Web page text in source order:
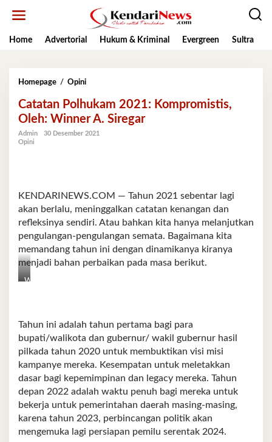
Home
Advertorial Hukum & Kriminal Evergreen Sultra
Homepage / OpiniCatatan
2021:
Kompromistis,
Oleh:
Winner
Catatan Polhukam 2021: Kompromistis,
Oleh: Winner A. Siregar
Admin
30 Desember 2021
Opini
KENDARINEWS.COM — Tahun 2021 sebentar lagi
akan berlalu, meninggalkan catatan kenangan dan
refleksinya sendiri. Atau bahkan kita hanya melanjutkan
pengulangan-pengulangan semata. Bagaimana kita
memandang tahun ini dengan dinamikanya kiranya
menjadi bahan perbaikan pada masa berikut.
W
e
A
.
S
e
g
a
,
Tahun ini adalah tahun pertama bagi para
bupati/walikota dan gubernur/ wakil gubernur hasil
pilkada tahun 2020 untuk membuktikan visi misi
kampanye mereka. Kesempatan untuk meletakkan
dasar bagi kepemimpinan dan legacy mereka. Tahun
depan 2022 adalah waktu penuh bagi mereka untuk
bekerja untuk pemerintahan daerah masing-masing,
karena tahun 2023, perbincangan politik akan
mengemuka lagi persiapan pemilu serentak 2024.